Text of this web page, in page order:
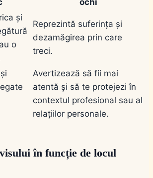
ochi
și
o
Reprezintă suferința și
dezamăgirea prin care
treci.
Avertizează să fii mai
atentă și să te protejezi în
contextul profesional sau al
relațiilor personale.
în funcție de locul